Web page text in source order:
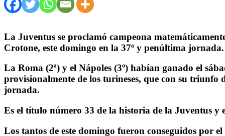
La Juventus se proclamó campeona
Crotone, este domingo en la 37ª y penúltima jornada.
La Roma (2ª) y el Nápoles (3º) habían ganado el
provisionalmente de los turineses, que con su
jornada.
Es el título número 33 de la historia de la Juventus y
Los tantos de este domingo fueron conseguidos